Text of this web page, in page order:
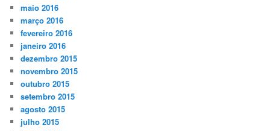
maio 2016
março 2016
fevereiro 2016
janeiro 2016
dezembro 2015
novembro 2015
outubro 2015
setembro 2015
agosto 2015
julho 2015